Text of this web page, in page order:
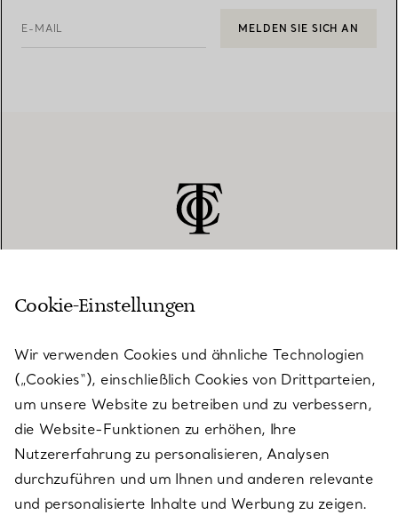
E-MAIL MELDEN SIE SICH AN
KUNDENSERVICE
SERVICES
ÜBER TIFFANY & CO.
Cookie-Einstellungen
Wir verwenden Cookies und ähnliche Technologien
(„Cookies“), einschließlich Cookies von Drittparteien,
um unsere Website zu betreiben und zu verbessern,
die Website-Funktionen zu erhöhen, Ihre
Nutzererfahrung zu personalisieren, Analysen
durchzuführen und um Ihnen und anderen relevante
und personalisierte Inhalte und Werbung zu zeigen.